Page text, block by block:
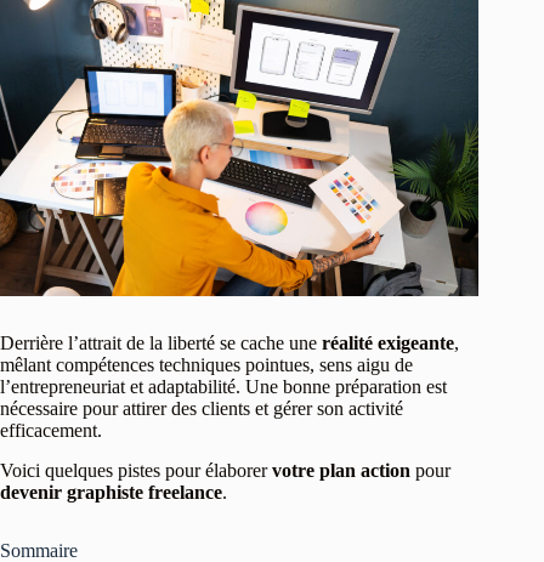
Derrière l’attrait de la liberté se cache une réalité exigeante,
mêlant compétences techniques pointues, sens aigu de
l’entrepreneuriat et adaptabilité. Une bonne préparation est
nécessaire pour attirer des clients et gérer son activité
efficacement.
Voici quelques pistes pour élaborervotre plan action pour
devenir graphiste freelance.
Sommaire